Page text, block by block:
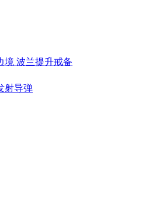
境 波兰提升戒备
射导弹